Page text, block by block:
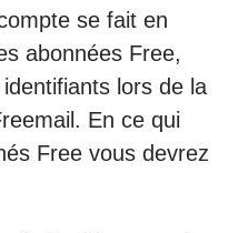
se fait en
abonnées Free,
lors de la
En ce qui
Free vous devrez